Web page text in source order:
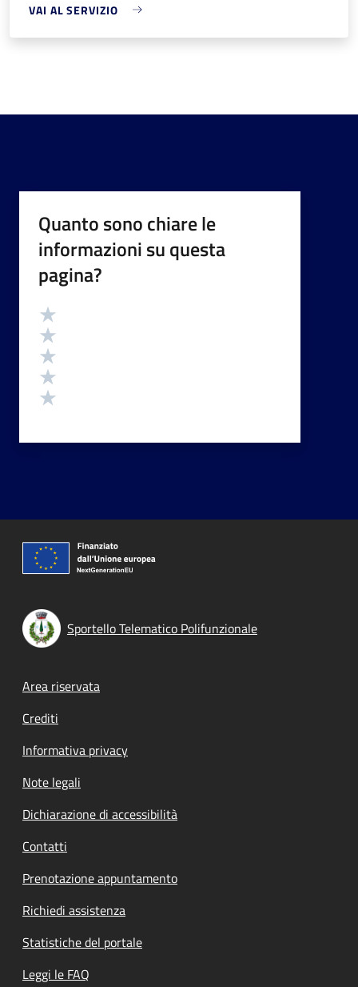
VAI AL SERVIZIO
Quanto sono chiare le
informazioni su questa
pagina?
Valutazione
Sportello Telematico Polifunzionale
Footer menu
Area riservata
Crediti
Informativa privacy
Note legali
Dichiarazione di accessibilità
Contatti
Prenotazione appuntamento
Richiedi assistenza
Statistiche del portale
Leggi le FAQ